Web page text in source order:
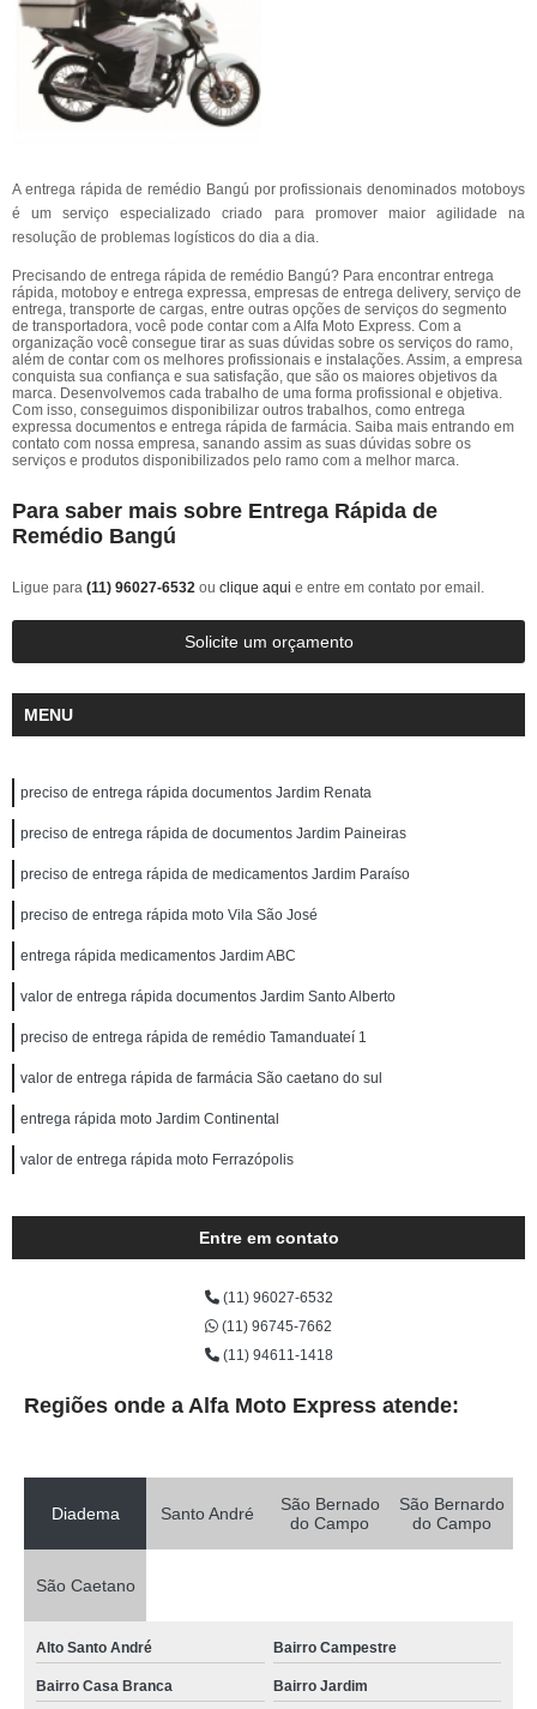
A entrega rápida de remédio Bangú por profissionais denominados motoboys
é um serviço especializado criado para promover maior agilidade na
resolução de problemas logísticos do dia a dia.
Precisando de entrega rápida de remédio Bangú? Para encontrar entrega
rápida, motoboy e entrega expressa, empresas de entrega delivery, serviço de
entrega, transporte de cargas, entre outras opções de serviços do segmento
de transportadora, você pode contar com a Alfa Moto Express. Com a
organização você consegue tirar as suas dúvidas sobre os serviços do ramo,
além de contar com os melhores profissionais e instalações. Assim, a empresa
conquista sua confiança e sua satisfação, que são os maiores objetivos da
marca. Desenvolvemos cada trabalho de uma forma profissional e objetiva.
Com isso, conseguimos disponibilizar outros trabalhos, como entrega
expressa documentos e entrega rápida de farmácia. Saiba mais entrando em
contato com nossa empresa, sanando assim as suas dúvidas sobre os
serviços e produtos disponibilizados pelo ramo com a melhor marca.
Para saber mais sobre Entrega Rápida de
Remédio Bangú
Ligue para (11) 96027-6532 ou clique aqui e entre em contato por email.
Solicite um orçamento
MENU
preciso de entrega rápida documentos Jardim Renata
preciso de entrega rápida de documentos Jardim Paineiras
preciso de entrega rápida de medicamentos Jardim Paraíso
preciso de entrega rápida moto Vila São José
entrega rápida medicamentos Jardim ABC
valor de entrega rápida documentos Jardim Santo Alberto
preciso de entrega rápida de remédio Tamanduateí 1
valor de entrega rápida de farmácia São caetano do sul
entrega rápida moto Jardim Continental
valor de entrega rápida moto Ferrazópolis
Entre em contato
(11) 96027-6532
(11) 96745-7662
(11) 94611-1418
Regiões onde a Alfa Moto Express atende:
Diadema Santo André
São Bernado
do Campo
São Bernardo
do Campo
São Caetano
Alto Santo André Bairro Campestre
Bairro Casa Branca Bairro Jardim